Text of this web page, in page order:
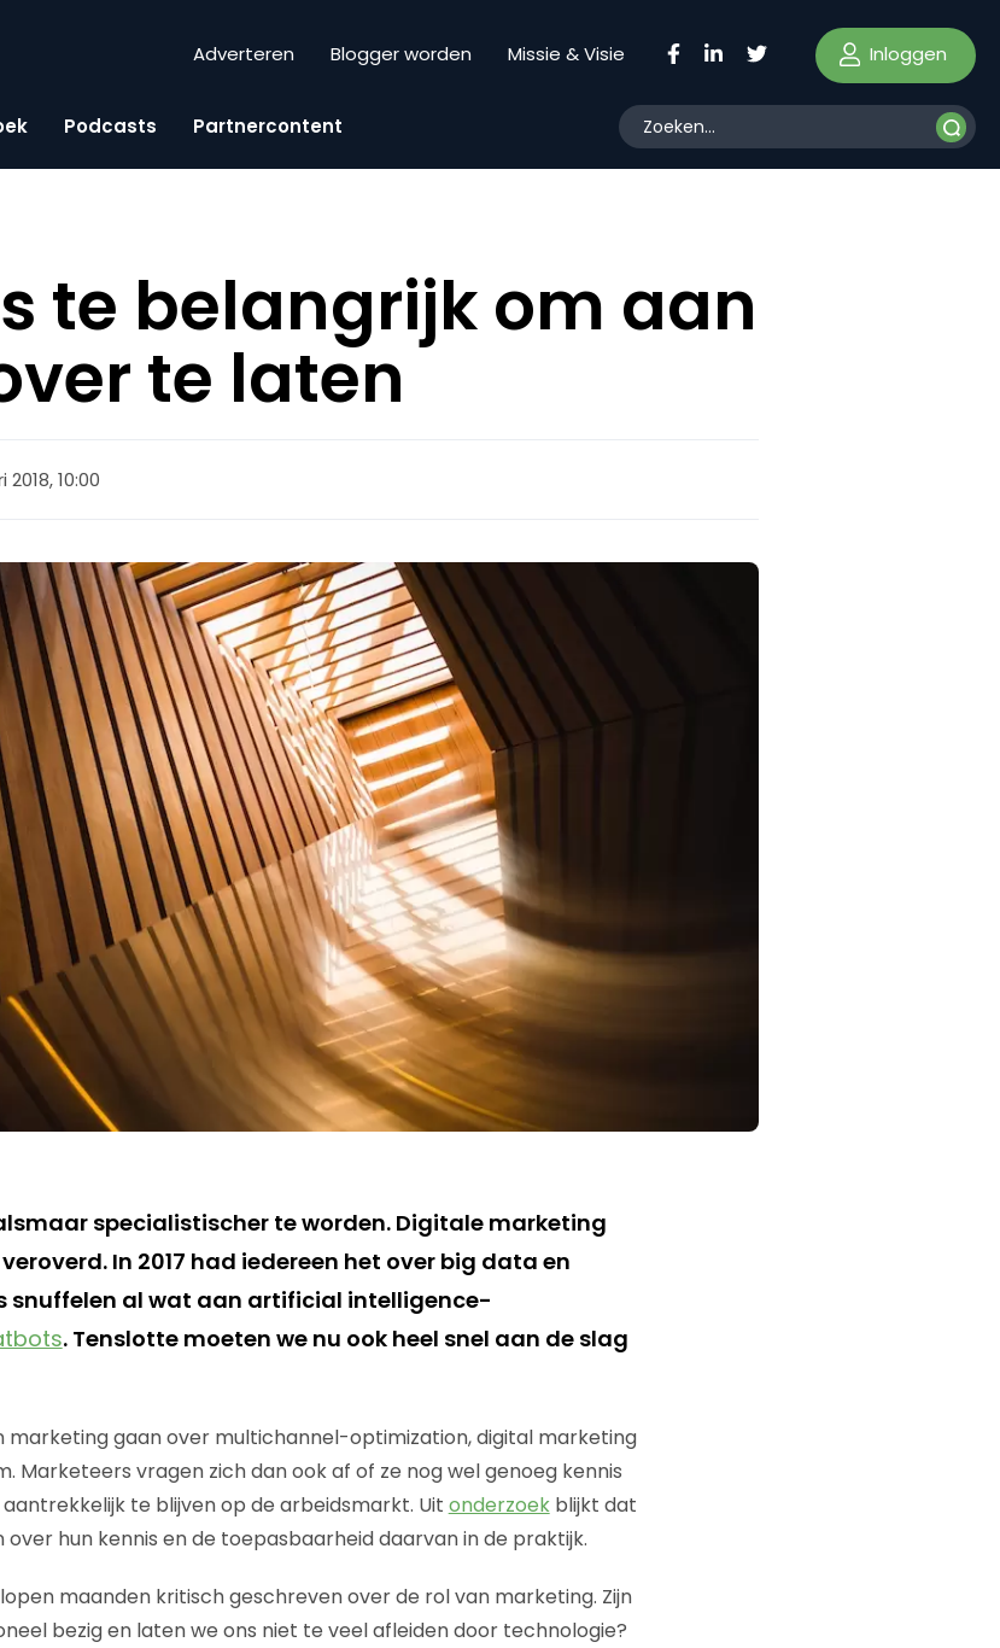
Adverteren Blogger worden Missie & Visie Inloggen
Podcasts Partnercontent
te belangrijk om aan
te laten
10:00
specialistischer te worden. Digitale marketing
In 2017 had iedereen het over big data en
snuffelen al wat aan artificial intelligence-
. Tenslotte moeten we nu ook heel snel aan de slag
marketing gaan over multichannel-optimization, digital marketing
Marketeers vragen zich dan ook af of ze nog wel genoeg kennis
te blijven op de arbeidsmarkt. Uit onderzoekblijkt dat
hun kennis en de toepasbaarheid daarvan in de praktijk.
maanden kritisch geschreven over de rol van marketing. Zijn
bezig en laten we ons niet te veel afleiden door technologie?